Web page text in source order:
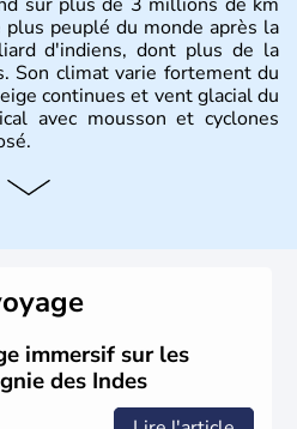
peuplé du monde après la
d'indiens, dont plus de la
Son climat varie fortement du
continues et vent glacial du
avec mousson et cyclones
la domination de l'empire
de son indépendance en
construit par un empereur
a été édifié dans les années
comme l'une des 7
immersif sur les
des Indes